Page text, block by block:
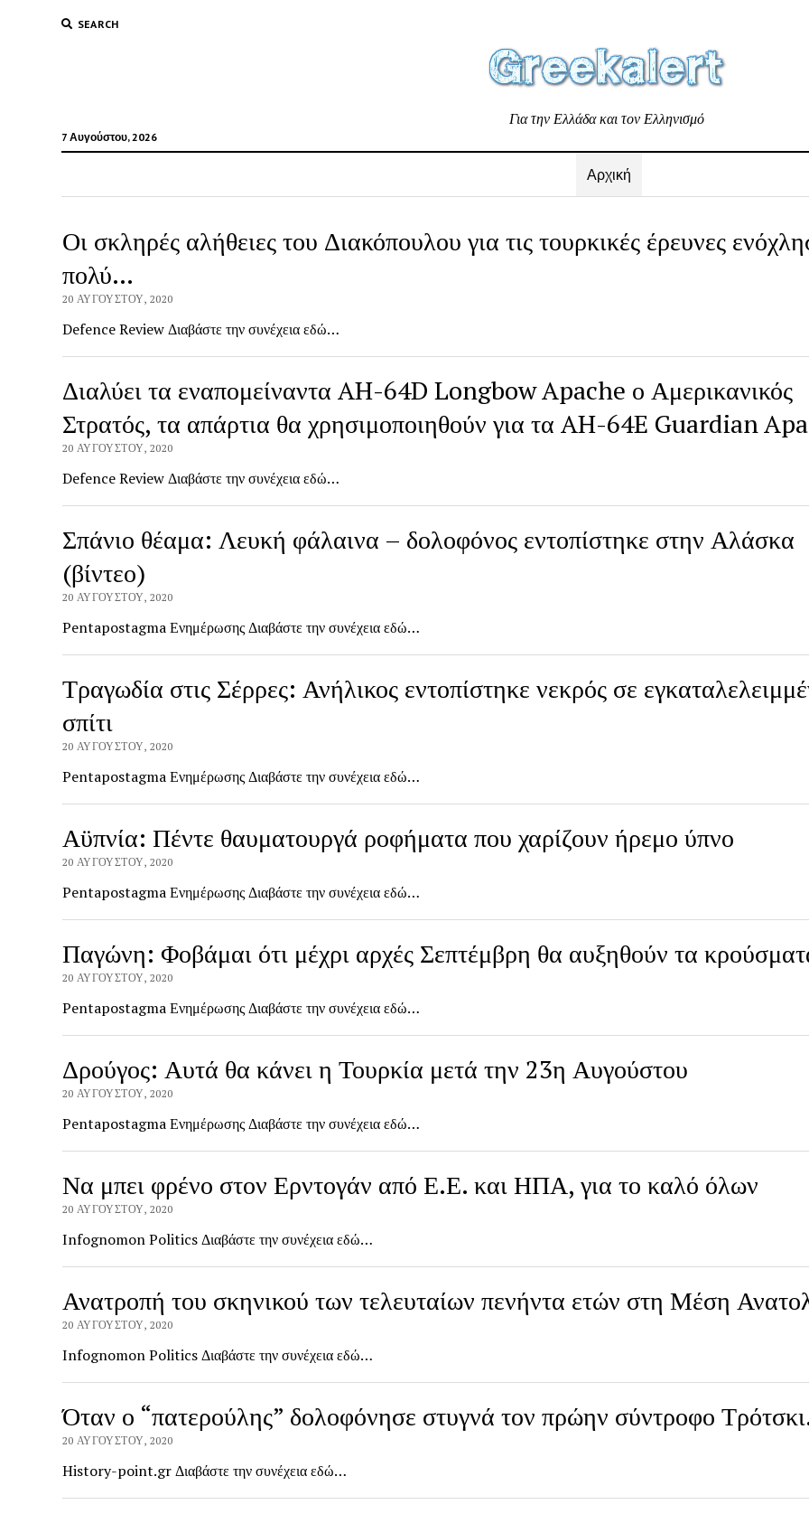
SEARCH
7 Αυγούστου, 2026
Για την Ελλάδα και τον Ελληνισμό
Αρχική
greekalert
Οι σκληρές αλήθειες του Διακόπουλου για τις τουρκικές έρευνες
πολύ…
20 ΑΥΓΟΎΣΤΟΥ, 2020
Defence Review Διαβάστε την συνέχεια εδώ…
Διαλύει τα εναπομείναντα AH-64D Longbow Apache ο Αμερικανικός
Στρατός, τα απάρτια θα χρησιμοποιηθούν για τα AH-64E Guardian
20 ΑΥΓΟΎΣΤΟΥ, 2020
Defence Review Διαβάστε την συνέχεια εδώ…
Σπάνιο θέαμα: Λευκή φάλαινα – δολοφόνος εντοπίστηκε στην Αλάσκα
(βίντεο)
20 ΑΥΓΟΎΣΤΟΥ, 2020
Pentapostagma Ενημέρωσης Διαβάστε την συνέχεια εδώ…
Τραγωδία στις Σέρρες: Ανήλικος εντοπίστηκε νεκρός σε
σπίτι
20 ΑΥΓΟΎΣΤΟΥ, 2020
Pentapostagma Ενημέρωσης Διαβάστε την συνέχεια εδώ…
Αϋπνία: Πέντε θαυματουργά ροφήματα που χαρίζουν ήρεμο ύπνο
20 ΑΥΓΟΎΣΤΟΥ, 2020
Pentapostagma Ενημέρωσης Διαβάστε την συνέχεια εδώ…
Παγώνη: Φοβάμαι ότι μέχρι αρχές Σεπτέμβρη θα αυξηθούν τα
20 ΑΥΓΟΎΣΤΟΥ, 2020
Pentapostagma Ενημέρωσης Διαβάστε την συνέχεια εδώ…
Δρούγος: Αυτά θα κάνει η Τουρκία μετά την 23η Αυγούστου
20 ΑΥΓΟΎΣΤΟΥ, 2020
Pentapostagma Ενημέρωσης Διαβάστε την συνέχεια εδώ…
Να μπει φρένο στον Ερντογάν από Ε.Ε. και ΗΠΑ, για το καλό όλων
20 ΑΥΓΟΎΣΤΟΥ, 2020
Infognomon Politics Διαβάστε την συνέχεια εδώ…
Ανατροπή του σκηνικού των τελευταίων πενήντα ετών στη Μέση
20 ΑΥΓΟΎΣΤΟΥ, 2020
Infognomon Politics Διαβάστε την συνέχεια εδώ…
Όταν ο “πατερούλης” δολοφόνησε στυγνά τον πρώην σύντροφο
20 ΑΥΓΟΎΣΤΟΥ, 2020
History-point.gr Διαβάστε την συνέχεια εδώ…